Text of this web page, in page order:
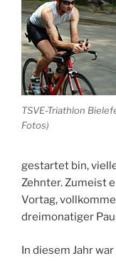
TSVE-Triathlon
Fotos)
gestartet bin,
Zehnter. Zumeist
Vortag,
dreimonatiger
In diesem Jahr